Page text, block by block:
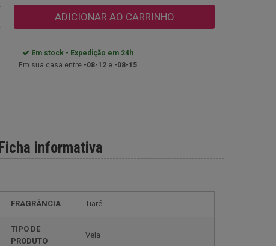
ADICIONAR AO CARRINHO
Em stock - Expedição em 24h
Em sua casa entre -08-12 e -08-15
Ficha informativa
FRAGRÂNCIA Tiaré
TIPO DE
PRODUTO
Vela